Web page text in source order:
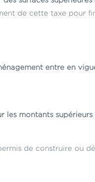
de cette taxe pour
entre en
les montants supérieurs
de construire ou